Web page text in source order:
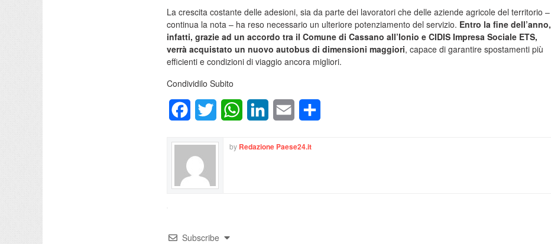
La crescita costante delle adesioni, sia da parte dei lavoratori che delle aziende agricole del territorio –
continua la nota – ha reso necessario un ulteriore potenziamento del servizio. Entro la fine dell’anno,
infatti, grazie ad un accordo tra il Comune di Cassano all’Ionio e CIDIS Impresa Sociale ETS,
verrà acquistato un nuovo autobus di dimensioni maggiori, capace di garantire spostamenti più
efficienti e condizioni di viaggio ancora migliori.
Condividilo Subito
FacebookTwitter WhatsAppLinkedInEmail
by Redazione Paese24.it
Subscribe